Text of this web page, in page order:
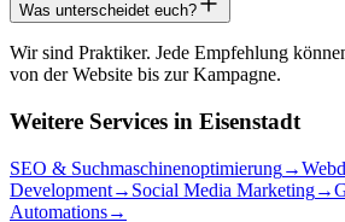
Was unterscheidet euch?
Wir sind Praktiker. Jede Empfehlung
von der Website bis zur Kampagne.
Weitere Services in Eisenstadt
SEO & Suchmaschinenoptimierung→
Development→ Social Media Marketing→
Automations→